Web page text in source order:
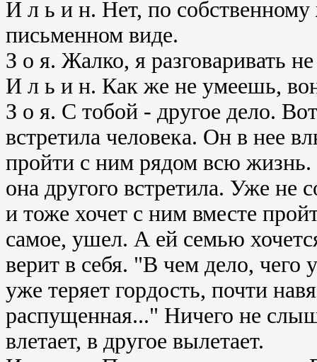
И л ь и н. Нет, по
письменном виде.
З о я. Жалко, я разговаривать
И л ь и н. Как же не умеешь,
З о я. С тобой - другое дело.
встретила человека. Он в нее
пройти с ним рядом всю жизнь.
она другого встретила. Уже не
и тоже хочет с ним вместе
самое, ушел. А ей семью
верит в себя. "В чем дело, чего
уже теряет гордость, почти
распущенная..." Ничего не
влетает, в другое вылетает.